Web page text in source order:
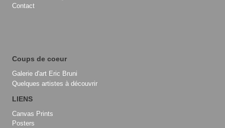
Contact
Coups de coeur
Galerie d'art Eric Bruni
Quelques artistes à découvrir
LIENS
Canvas Prints
Posters